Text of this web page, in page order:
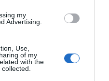
my
Advertising.
Use,
of my
with the
Raimundo Rivas